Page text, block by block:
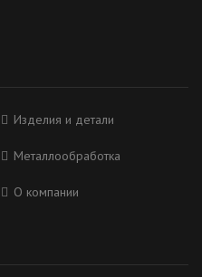
Изделия и детали
Металлообработка
О компании